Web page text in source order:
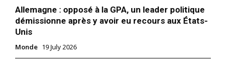
Allemagne : opposé à la GPA, un leader politique
démissionne après y avoir eu recours aux États-
Unis
Monde 19 July 2026